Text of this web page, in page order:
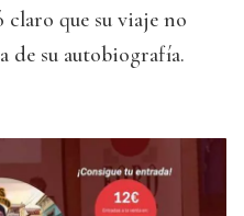
que su viaje no
de su autobiografía.